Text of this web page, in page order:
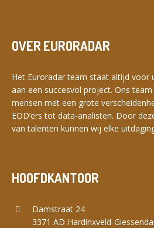
OVER EURORADAR
Het Euroradar team staat altijd voor
aan een succesvol project. Ons
mensen met een grote
EOD’ers tot data-analisten. Door
van talenten kunnen wij elke
HOOFDKANTOOR
Damstraat 24
3371 AD Hardinxveld-
Nederlands
Français